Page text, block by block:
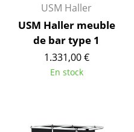
USM Haller
USM Haller meuble
de bar type 1
1.331,00 €
En stock